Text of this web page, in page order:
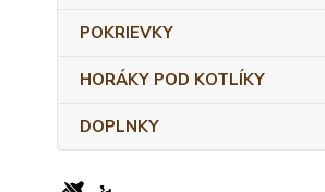
POKRIEVKY
HORÁKY POD KOTLÍKY
DOPLNKY